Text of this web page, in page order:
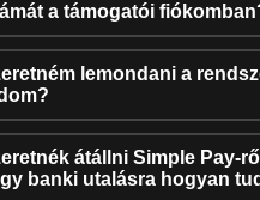
a támogatói
lemondani a
átállni Simple Pay-
banki utalásra hogyan